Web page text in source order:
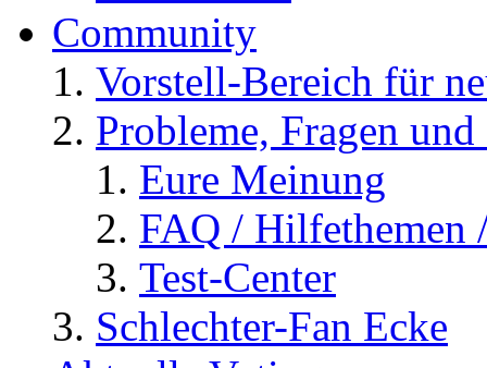
Community
Vorstell-Bereich für
Probleme, Fragen
Eure Meinung
FAQ / Hilfethemen
Test-Center
Schlechter-Fan Ecke